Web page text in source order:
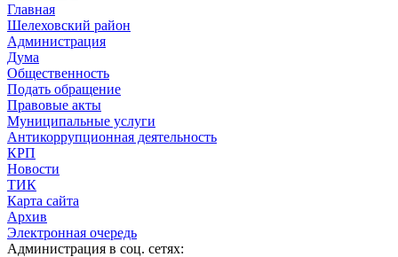
Главная
Шелеховский район
Администрация
Дума
Общественность
Подать обращение
Правовые акты
Муниципальные услуги
Антикоррупционная деятельность
КРП
Новости
ТИК
Карта сайта
Архив
Электронная очередь
Администрация в соц. сетях: